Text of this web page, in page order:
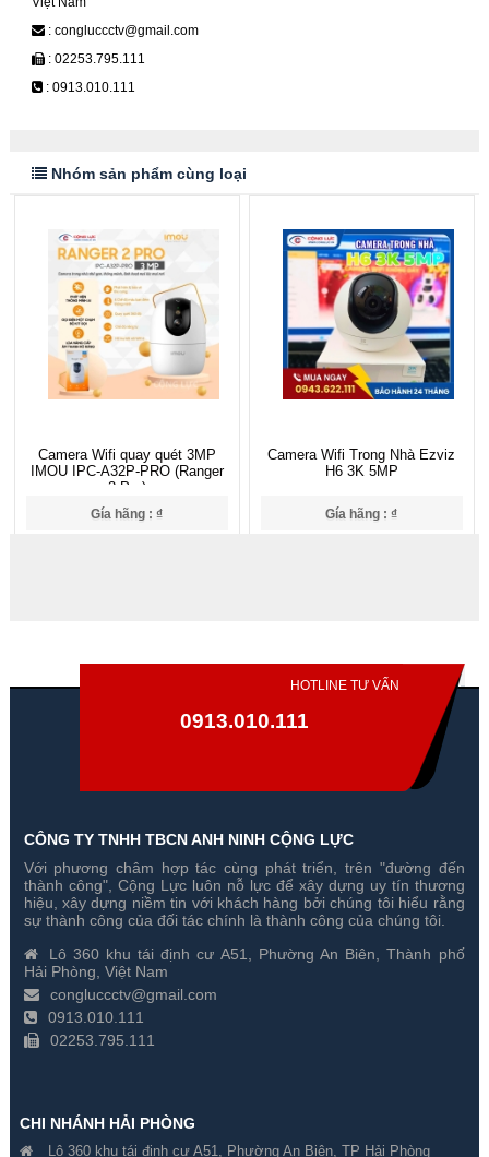
: congluccctv@gmail.com
: 02253.795.111
: 0913.010.111
Nhóm sản phẩm cùng loại
Camera Wifi quay quét 3MP
IMOU IPC-A32P-PRO (Ranger
2 Pro)
Gía hãng : ₫
Camera Wifi Trong Nhà Ezviz
H6 3K 5MP
Gía hãng : ₫
Camera Wifi Ezviz H6C Pro 2K
3MP Trong Nhà
Gía hãng : ₫
₫
Camera Wifi Ngoài Trời Full
Color iMOU IPC-S3EP-3M0WE
(Bullet 3 3MP)
Gía hãng : ₫
₫
HOTLINE TƯ VẤN
0913.010.111
CÔNG TY TNHH TBCN ANH NINH CỘNG LỰC
Với phương châm hợp tác cùng phát triển, trên "đường đến
thành công", Cộng Lực luôn nỗ lực để xây dựng uy tín thương
hiệu, xây dựng niềm tin với khách hàng bởi chúng tôi hiểu rằng
sự thành công của đối tác chính là thành công của chúng tôi.
Lô 360 khu tái định cư A51, Phường An Biên, Thành phố
Hải Phòng, Việt Nam
congluccctv@gmail.com
0913.010.111
02253.795.111
CHI NHÁNH HẢI PHÒNG
Lô 360 khu tái định cư A51, Phường An Biên, TP Hải Phòng